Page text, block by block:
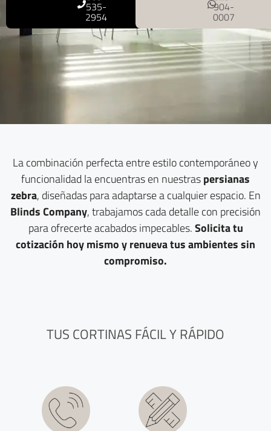
535-
2954
904-
0007
La combinación perfecta entre estilo contemporáneo y
funcionalidad la encuentras en nuestraspersianas
zebra, diseñadas para adaptarse a cualquier espacio. En
Blinds Company, trabajamos cada detalle con precisión
para ofrecerte acabados impecables.Solicita tu
cotización hoy mismo y renueva tus ambientes sin
compromiso.
TUS CORTINAS FÁCIL Y RÁPIDO